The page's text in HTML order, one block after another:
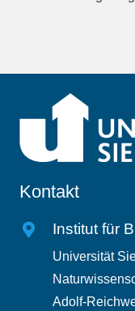
Kontakt
Institut für
Universität
Adolf-